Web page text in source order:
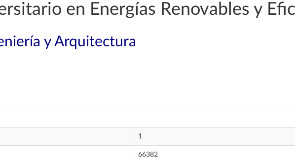
en Energías Renovables y
y Arquitectura
1
66382